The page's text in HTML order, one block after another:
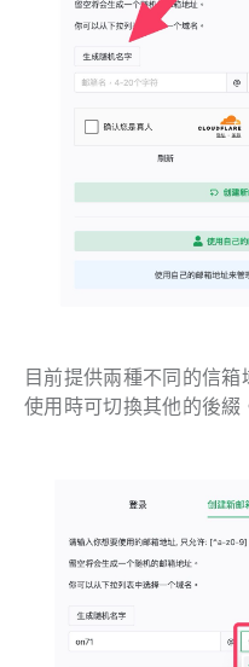
目前提供兩種不同的信
使用時可切換其他的後綴